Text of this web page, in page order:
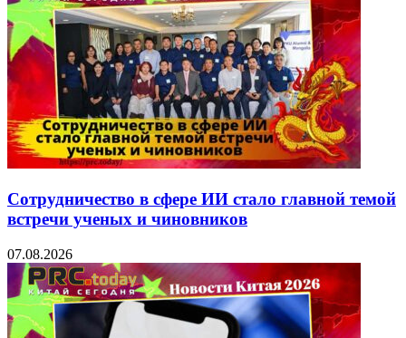
Сотрудничество в сфере ИИ стало главной темой
встречи ученых и чиновников
07.08.2026